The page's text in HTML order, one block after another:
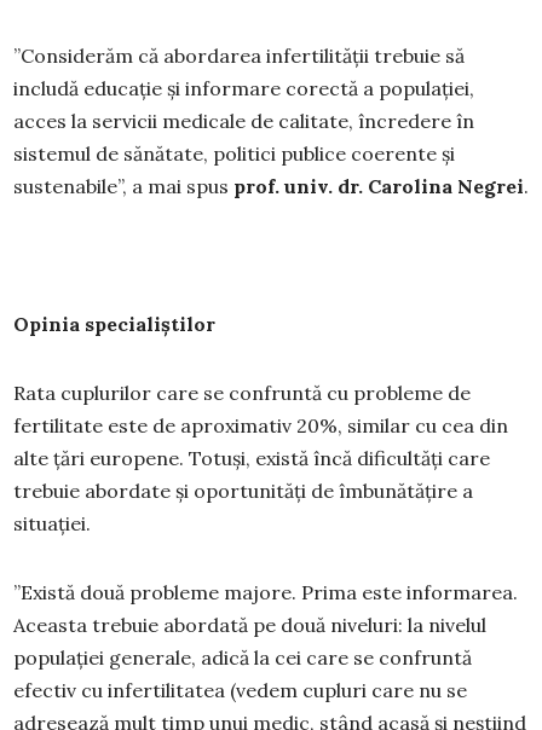
”Considerăm că abordarea infertilității trebuie să
includă educație și informare corectă a populației,
acces la servicii medicale de calitate, încredere în
sistemul de sănătate, politici publice coerente și
sustenabile”, a mai spus prof. univ. dr. Carolina Negrei.
Opinia specialiștilor
Rata cuplurilor care se confruntă cu probleme de
fertilitate este de aproximativ 20%, similar cu cea din
alte țări europene. Totuși, există încă dificultăți care
trebuie abordate și oportunități de îmbunătățire a
situației.
”Există două probleme majore. Prima este informarea.
Aceasta trebuie abordată pe două niveluri: la nivelul
populației generale, adică la cei care se confruntă
efectiv cu infertilitatea (vedem cupluri care nu se
adresează mult timp unui medic, stând acasă și neștiind